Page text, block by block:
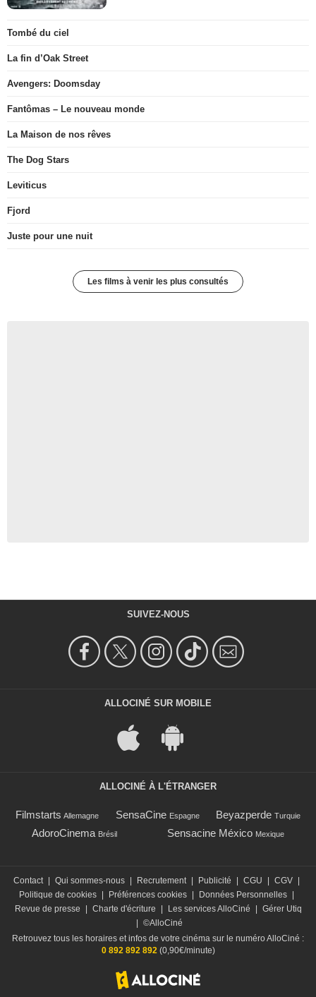
Tombé du ciel
La fin d’Oak Street
Avengers: Doomsday
Fantômas – Le nouveau monde
La Maison de nos rêves
The Dog Stars
Leviticus
Fjord
Juste pour une nuit
Les films à venir les plus consultés
SUIVEZ-NOUS
ALLOCINÉ SUR MOBILE
ALLOCINÉ À L'ÉTRANGER
Filmstarts Allemagne SensaCine Espagne Beyazperde Turquie
AdoroCinema Brésil Sensacine México Mexique
Contact | Qui sommes-nous | Recrutement | Publicité | CGU | CGV |
Politique de cookies | Préférences cookies | Données Personnelles |
Revue de presse
| Charte d'écriture | Les services AlloCiné | Gérer Utiq
| ©AlloCiné
Retrouvez tous les horaires et infos de votre cinéma sur le numéro AlloCiné :
0 892 892 892(0,90€/minute)